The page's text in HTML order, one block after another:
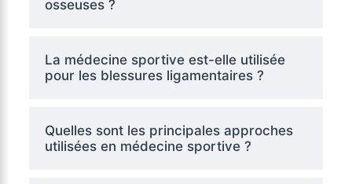
osseuses ?
La médecine sportive est-elle utilisée
pour les blessures ligamentaires ?
Quelles sont les principales approches
utilisées en médecine sportive ?